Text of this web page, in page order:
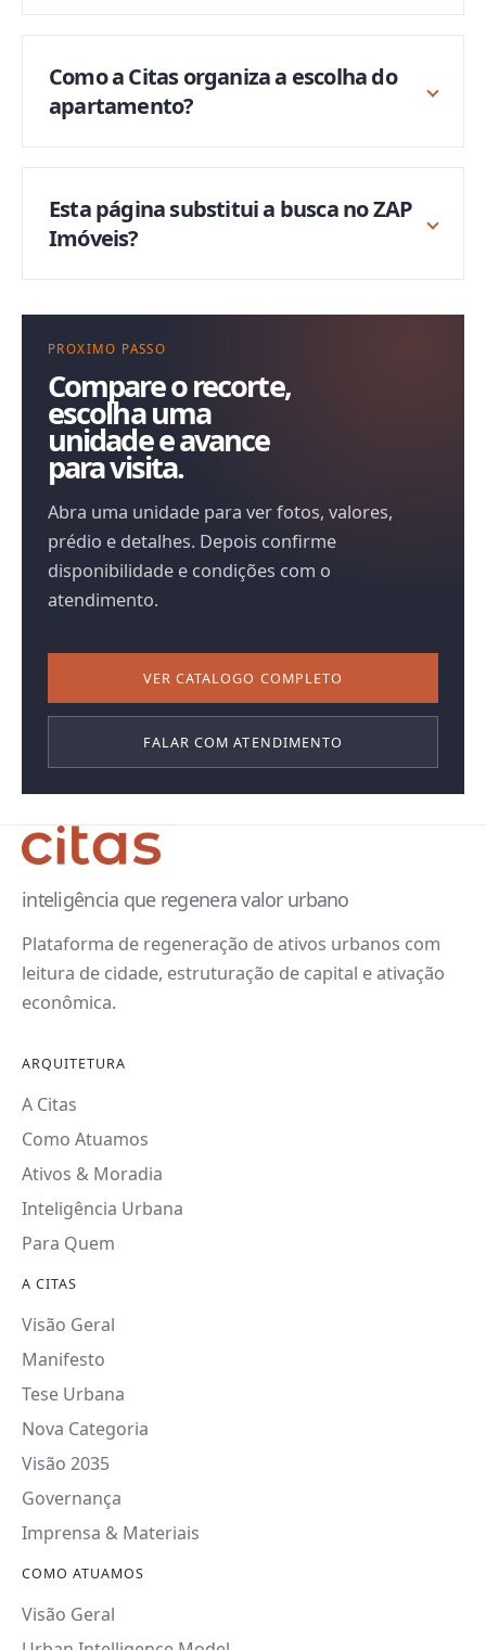
Como a Citas organiza a escolha do
apartamento?
Esta página substitui a busca no ZAP
Imóveis?
PROXIMO PASSO
Compare o recorte,
escolha uma
unidade e avance
para visita.
Abra uma unidade para ver fotos, valores,
prédio e detalhes. Depois confirme
disponibilidade e condições com o
atendimento.
VER CATALOGO COMPLETO
FALAR COM ATENDIMENTO
inteligência que regenera valor urbano
Plataforma de regeneração de ativos urbanos com
leitura de cidade, estruturação de capital e ativação
econômica.
ARQUITETURA
A Citas
Como Atuamos
Ativos & Moradia
Inteligência Urbana
Para Quem
A CITAS
Visão Geral
Manifesto
Tese Urbana
Nova Categoria
Visão 2035
Governança
Imprensa & Materiais
COMO ATUAMOS
Visão Geral